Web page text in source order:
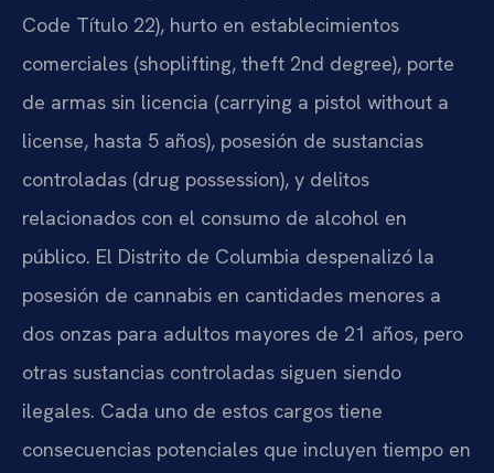
Code Título 22), hurto en establecimientos
comerciales (shoplifting, theft 2nd degree), porte
de armas sin licencia (carrying a pistol without a
license, hasta 5 años), posesión de sustancias
controladas (drug possession), y delitos
relacionados con el consumo de alcohol en
público. El Distrito de Columbia despenalizó la
posesión de cannabis en cantidades menores a
dos onzas para adultos mayores de 21 años, pero
otras sustancias controladas siguen siendo
ilegales. Cada uno de estos cargos tiene
consecuencias potenciales que incluyen tiempo en